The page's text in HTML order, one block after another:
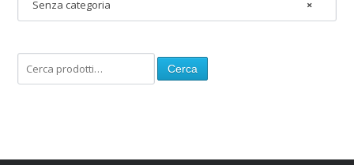
×
Senza categoria
Cerca